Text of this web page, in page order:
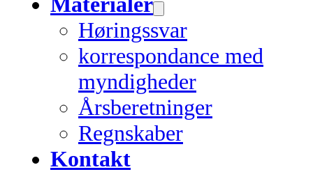
Høringssvar
korrespondance med
myndigheder
Årsberetninger
Regnskaber
Kontakt